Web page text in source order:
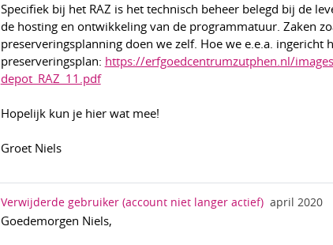
Specifiek bij het RAZ is het technisch beheer belegd bij de
de hosting en ontwikkeling van de programmatuur. Zaken
preserveringsplanning doen we zelf. Hoe we e.e.a. ingericht
preserveringsplan: https://erfgoedcentrumzutphen.nl/
depot_RAZ_11.pdf
Hopelijk kun je hier wat mee!
Groet Niels
Verwijderde gebruiker (account niet langer actief) april 2020
Goedemorgen Niels,